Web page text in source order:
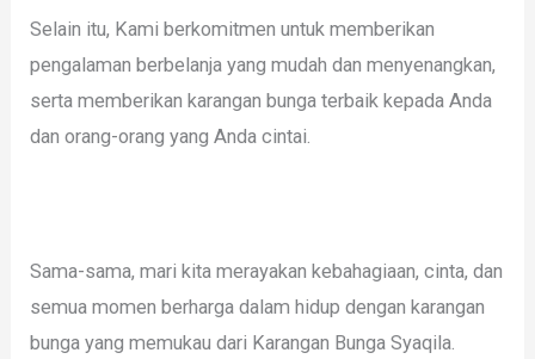
Selain itu, Kami berkomitmen untuk memberikan
pengalaman berbelanja yang mudah dan menyenangkan,
serta memberikan karangan bunga terbaik kepada Anda
dan orang-orang yang Anda cintai.
Sama-sama, mari kita merayakan kebahagiaan, cinta, dan
semua momen berharga dalam hidup dengan karangan
bunga yang memukau dari Karangan Bunga Syaqila.